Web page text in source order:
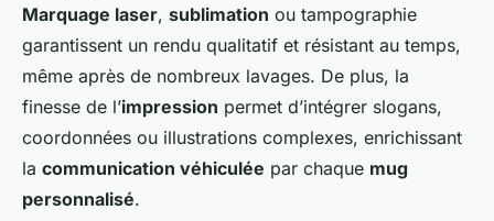
Marquage laser, sublimation ou tampographie
garantissent un rendu qualitatif et résistant au temps,
même après de nombreux lavages. De plus, la
finesse de l’impression permet d’intégrer slogans,
coordonnées ou illustrations complexes, enrichissant
la communication véhiculée par chaque mug
personnalisé.